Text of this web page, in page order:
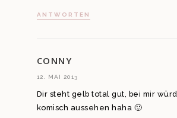
ANTWORTEN
CONNY
12. MAI 2013
Dir steht gelb total gut, bei mir
komisch aussehen haha 🙂